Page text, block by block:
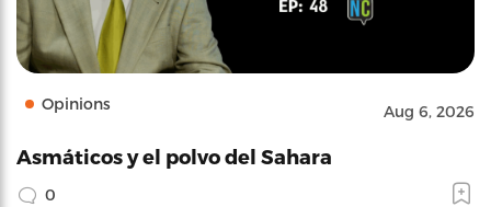
Opinions Aug 6, 2026
Asmáticos y el polvo del Sahara
0